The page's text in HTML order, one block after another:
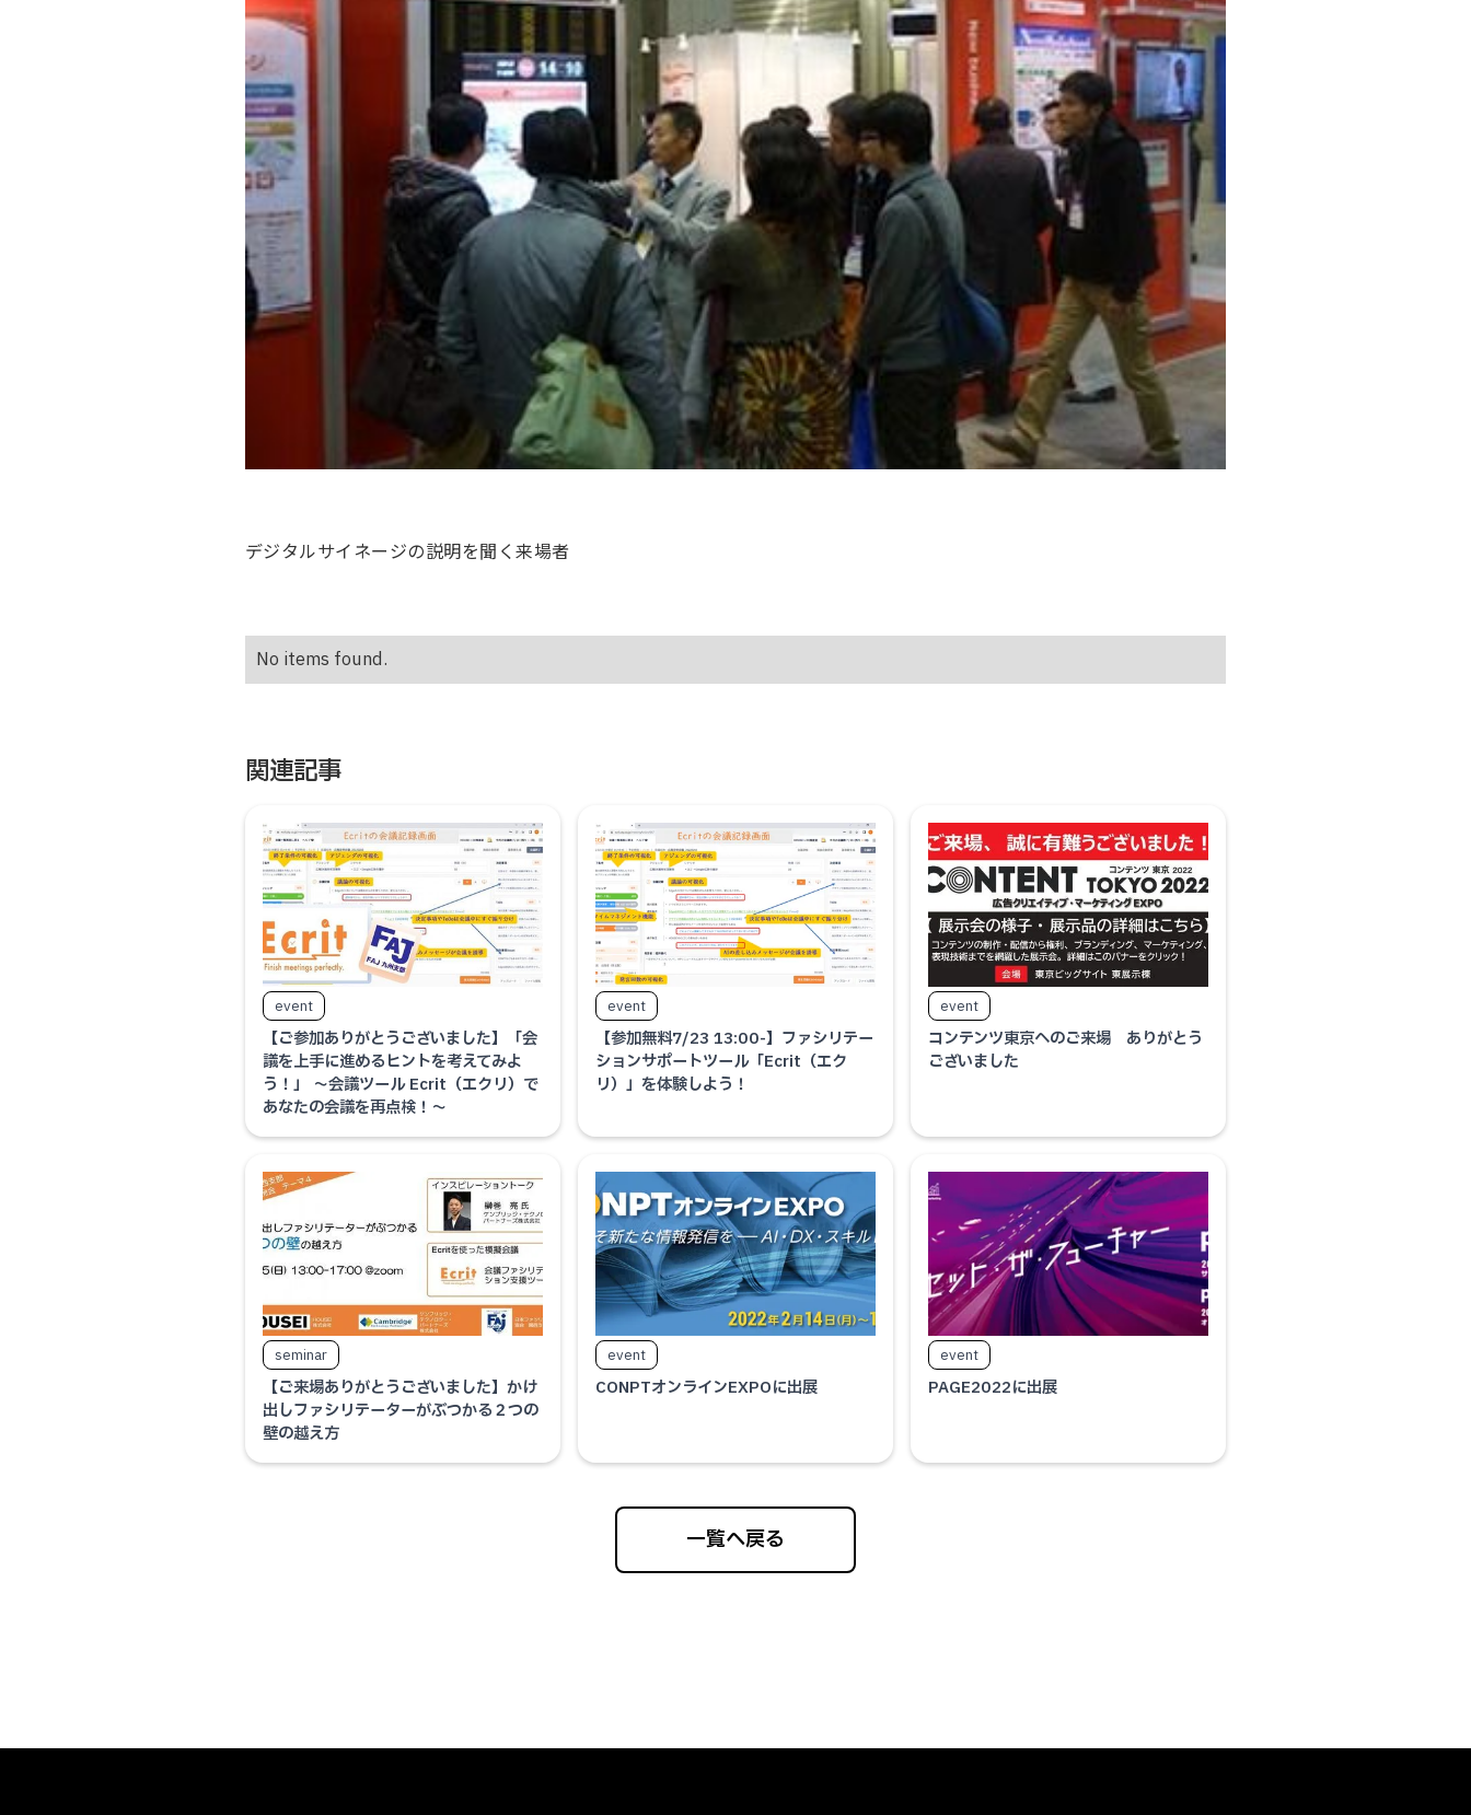
デジタルサイネージの説明を聞く来場者
No items found.
関連記事
event
【ご参加ありがとうございました】「会
議を上手に進めるヒントを考えてみよ
う！」 ～会議ツール Ecrit（エクリ）で
あなたの会議を再点検！～
event
【参加無料7/23 13:00-】ファシリテー
ションサポートツール「Ecrit（エク
リ）」を体験しよう！
event
コンテンツ東京へのご来場 ありがとう
ございました
seminar
【ご来場ありがとうございました】かけ
出しファシリテーターがぶつかる２つの
壁の越え方
event
CONPTオンラインEXPOに出展
event
PAGE2022に出展
一覧へ戻る